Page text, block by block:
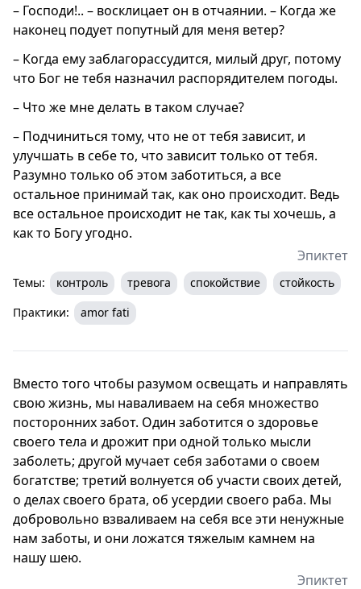
– Господи!.. – восклицает он в отчаянии. – Когда же
наконец подует попутный для меня ветер?
– Когда ему заблагорассудится, милый друг, потому
что Бог не тебя назначил распорядителем погоды.
– Что же мне делать в таком случае?
– Подчиниться тому, что не от тебя зависит, и
улучшать в себе то, что зависит только от тебя.
Разумно только об этом заботиться, а все
остальное принимай так, как оно происходит. Ведь
все остальное происходит не так, как ты хочешь, а
как то Богу угодно.
Эпиктет
Темы: контроль тревога спокойствие
стойкость
Практики:
amor fati
Вместо того чтобы разумом освещать и направлять
свою жизнь, мы наваливаем на себя множество
посторонних забот. Один заботится о здоровье
своего тела и дрожит при одной только мысли
заболеть; другой мучает себя заботами о своем
богатстве; третий волнуется об участи своих детей,
о делах своего брата, об усердии своего раба. Мы
добровольно взваливаем на себя все эти ненужные
нам заботы, и они ложатся тяжелым камнем на
нашу шею.
Эпиктет